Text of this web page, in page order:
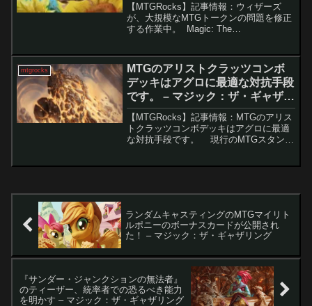
【MTGRocks】記事情報：ウィザーズ
が、大規模なMTGトークンの問題を修正
する作業中。 Magic: The
ードを見つけることです。しかし、これ
と同...
mtgrocks
MTGのアリストクラッツコンボ
デッキはアグロに最適な対抗手段
です。 – マジック：ザ・ギャザリ
ング
【MTGRocks】記事情報：MTGのアリス
トクラッツコンボデッキはアグロに最適
な対抗手段です。 現行のMTGスタンダ
ランダムキャスティングのMTGマイリト
ルポニーのボーナスカードが公開され
た！ – マジック：ザ・ギャザリング
『サンダー・ジャンクションの無法者』
のティーザー、統率者での恐るべき能力
を明かす – マジック：ザ・ギャザリング